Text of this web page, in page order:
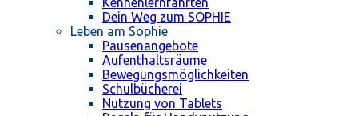
Dein Weg zum SOPHIE
Leben am Sophie
Pausenangebote
Aufenthaltsräume
Bewegungsmöglichkeiten
Schulbücherei
Nutzung von Tablets